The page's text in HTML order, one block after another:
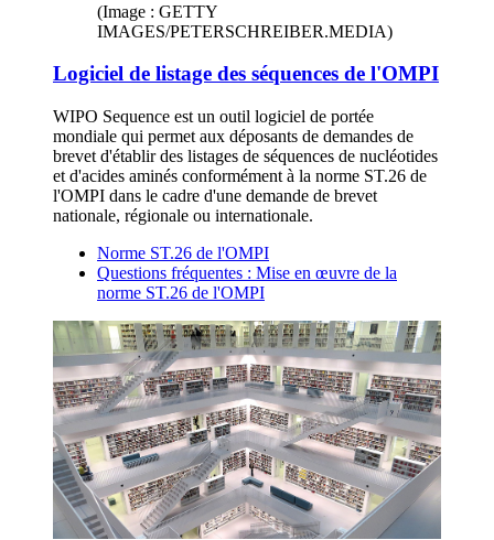
(Image : GETTY
IMAGES/PETERSCHREIBER.MEDIA)
Logiciel de listage des séquences de l'OMPI
WIPO Sequence est un outil logiciel de portée
mondiale qui permet aux déposants de demandes de
brevet d'établir des listages de séquences de nucléotides
et d'acides aminés conformément à la norme ST.26 de
l'OMPI dans le cadre d'une demande de brevet
nationale, régionale ou internationale.
Norme ST.26 de l'OMPI
Questions fréquentes : Mise en œuvre de la
norme ST.26 de l'OMPI